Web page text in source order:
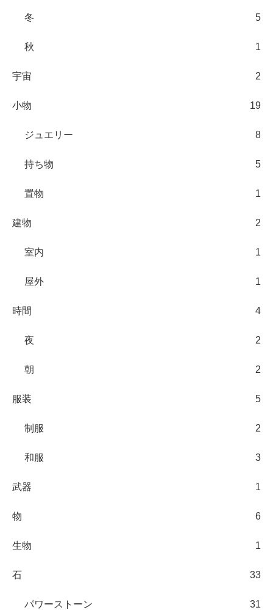
冬 5
秋 1
宇宙 2
小物 19
ジュエリー 8
持ち物 5
置物 1
建物 2
室内 1
屋外 1
時間 4
夜 2
朝 2
服装 5
制服 2
和服 3
武器 1
物 6
生物 1
石 33
パワーストーン 31